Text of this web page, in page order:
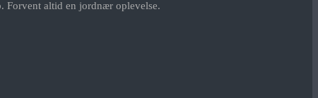
Forvent altid en jordnær oplevelse.